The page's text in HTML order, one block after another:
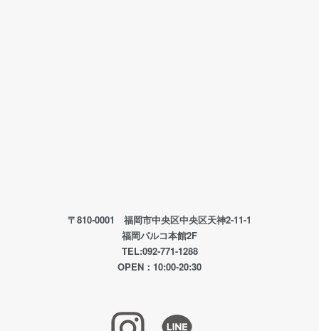
〒810-0001 福岡市中央区中央区天神2-11-1
福岡パルコ本館2F
TEL:092-771-1288
OPEN：10:00-20:30